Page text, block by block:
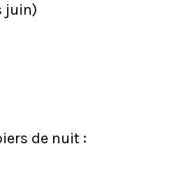
juin)
de nuit :